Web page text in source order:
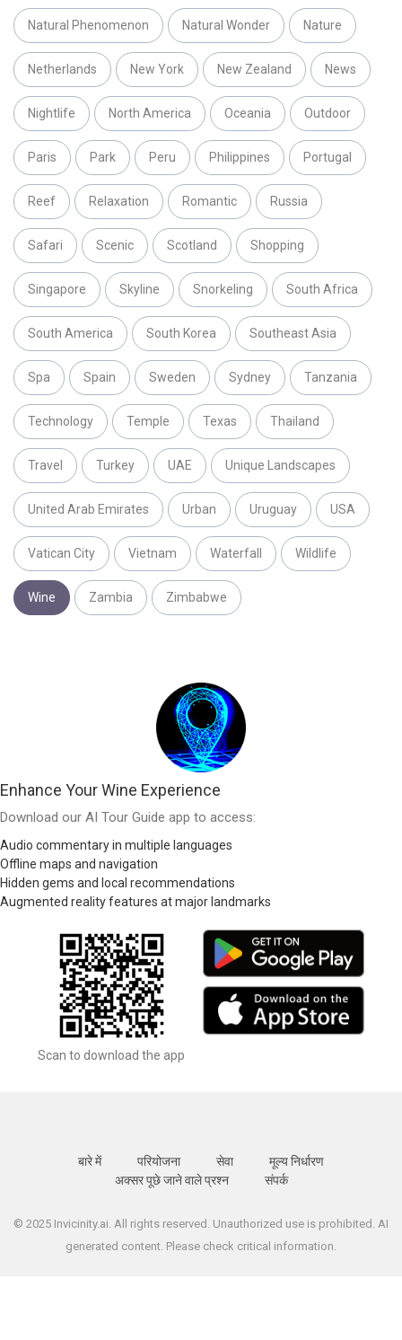
Natural Phenomenon Natural Wonder Nature
Netherlands New York New Zealand News
Nightlife North America Oceania Outdoor
Paris Park Peru Philippines Portugal
Reef Relaxation Romantic Russia
Safari Scenic Scotland Shopping
Singapore Skyline Snorkeling South Africa
South America South Korea Southeast Asia
Spa Spain Sweden Sydney Tanzania
Technology Temple Texas Thailand
Travel Turkey UAE Unique Landscapes
United Arab Emirates Urban Uruguay USA
Vatican City Vietnam Waterfall Wildlife
Wine Zambia Zimbabwe
Enhance Your Wine Experience
Download our AI Tour Guide app to access:
Audio commentary in multiple languages
Offline maps and navigation
Hidden gems and local recommendations
Augmented reality features at major landmarks
Scan to download the app
बारे में परियोजना सेवा
मूल्य निर्धारण
अक्सर पूछे जाने वाले प्रश्न
संपर्क
© 2025 Invicinity.ai. All rights reserved. Unauthorized use is prohibited. AI
generated content. Please check critical information.